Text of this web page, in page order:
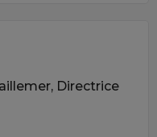
Directrice